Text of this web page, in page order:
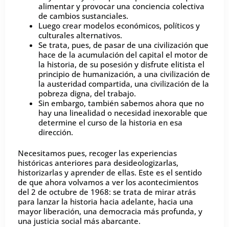
alimentar y provocar una conciencia colectiva
de cambios sustanciales.
Luego crear modelos económicos, políticos y
culturales alternativos.
Se trata, pues, de pasar de una civilización que
hace de la acumulación del capital el motor de
la historia, de su posesión y disfrute elitista el
principio de humanización, a una civilización de
la austeridad compartida, una civilización de la
pobreza digna, del trabajo.
Sin embargo, también sabemos ahora que no
hay una linealidad o necesidad inexorable que
determine el curso de la historia en esa
dirección.
Necesitamos pues, recoger las experiencias
históricas anteriores para desideologizarlas,
historizarlas y aprender de ellas. Este es el sentido
de que ahora volvamos a ver los acontecimientos
del 2 de octubre de 1968: se trata de mirar atrás
para lanzar la historia hacia adelante, hacia una
mayor liberación, una democracia más profunda, y
una justicia social más abarcante.